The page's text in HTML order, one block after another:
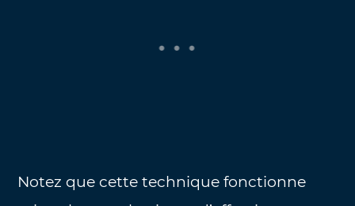
Notez que cette technique fonctionne